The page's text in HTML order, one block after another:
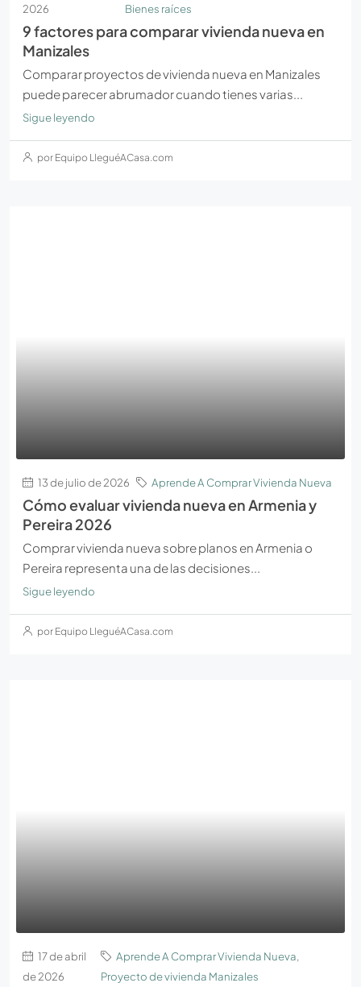
2026
Bienes raíces
9 factores para comparar vivienda nueva en
Manizales
Comparar proyectos de vivienda nueva en Manizales
puede parecer abrumador cuando tienes varias...
Sigue leyendo
por Equipo LleguéACasa.com
13 de julio de 2026 Aprende A Comprar Vivienda Nueva
Cómo evaluar vivienda nueva en Armenia y
Pereira 2026
Comprar vivienda nueva sobre planos en Armenia o
Pereira representa una de las decisiones...
Sigue leyendo
por Equipo LleguéACasa.com
17 de abril
de 2026
Aprende A Comprar Vivienda Nueva,
Proyecto de vivienda Manizales